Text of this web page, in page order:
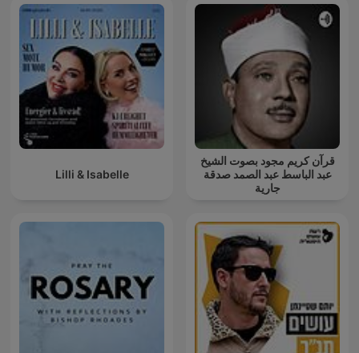
Lilli & Isabelle
قرآن كريم مجود بصوت الشيخ
عبد الباسط عبد الصمد صدقة
جارية